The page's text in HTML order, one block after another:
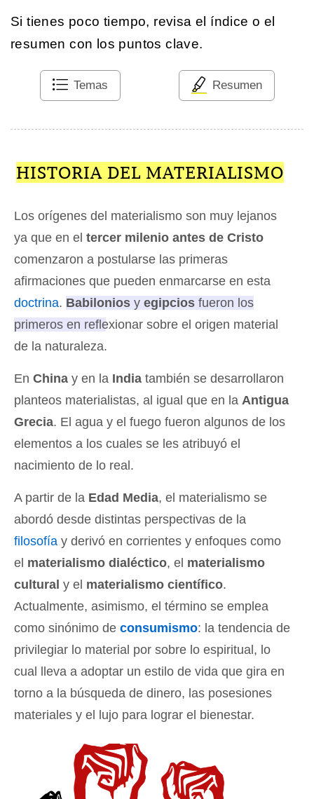
Si tienes poco tiempo, revisa el índice o el
resumen con los puntos clave.
Temas Resumen
HISTORIA DEL MATERIALISMO
Los orígenes del materialismo son muy lejanos
ya que en el tercer milenio antes de Cristo
comenzaron a postularse las primeras
afirmaciones que pueden enmarcarse en esta
doctrina. Babilonios y egipcios fueron los
primeros en reflexionar sobre el origen material
de la naturaleza.
En China y en la India también se desarrollaron
planteos materialistas, al igual que en la Antigua
Grecia. El agua y el fuego fueron algunos de los
elementos a los cuales se les atribuyó el
nacimiento de lo real.
A partir de la Edad Media, el materialismo se
abordó desde distintas perspectivas de la
filosofía y derivó en corrientes y enfoques como
el materialismo dialéctico, el materialismo
cultural y el materialismo científico.
Actualmente, asimismo, el término se emplea
como sinónimo de consumismo: la tendencia de
privilegiar lo material por sobre lo espiritual, lo
cual lleva a adoptar un estilo de vida que gira en
torno a la búsqueda de dinero, las posesiones
materiales y el lujo para lograr el bienestar.